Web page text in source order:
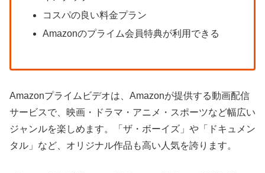
コスパの良い料金プラン
Amazonのプライム会員特典が利用できる
Amazonプライムビデオは、Amazonが提供する動画配信
サービスで、映画・ドラマ・アニメ・スポーツなど幅広い
ジャンルを楽しめます。「ザ・ボーイズ」や「ドキュメン
タル」など、オリジナル作品も高い人気を誇ります。